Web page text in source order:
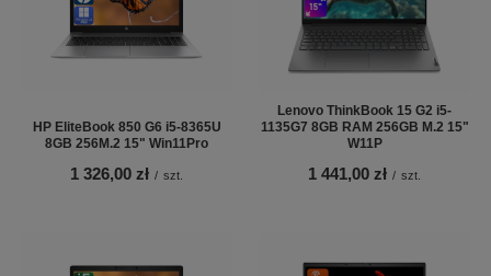
HP EliteBook 850 G6 i5-8365U
8GB 256M.2 15" Win11Pro
1 326,00 zł / szt.
Lenovo ThinkBook 15 G2 i5-
1135G7 8GB RAM 256GB M.2 15"
W11P
1 441,00 zł / szt.